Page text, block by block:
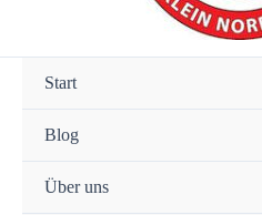
Start
Blog
Über uns